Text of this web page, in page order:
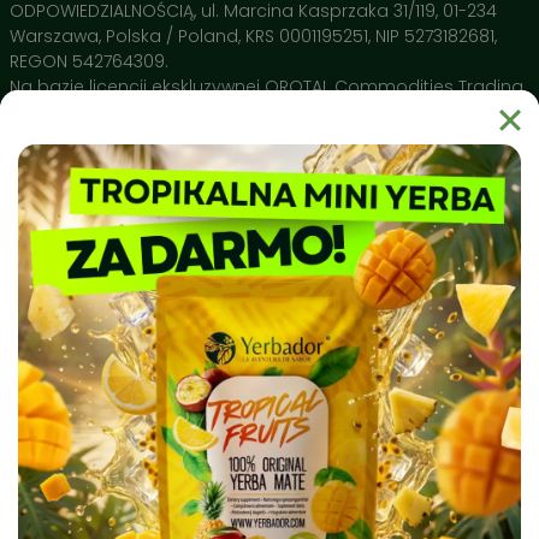
Naturalne Polifenole 🔬– Wysokie stężenie
antyoksydantów potwierdzone przez Narodowy Instytut
Leków wspiera ochronę Twojego DNA i pomaga w
regeneracji organizmu.
⭐Jak przygotować Yerbe w 4 prostych krokach?
✔️Krok 1: Wypełnij naczynie
ODPOWIEDZIALNOŚCIĄ, ul. Marcina Kasprzaka 31/119, 01-234
Warszawa, Polska / Poland, KRS 0001195251, NIP 5273182681,
REGON 542764309.
Na bazie licencji ekskluzywnej OROTAL Commodities Trading
Dlaczego warto wybrać Yerbador?
Yerbador Mate to produkt natury uprawiany w regionie Rio
Grande do Sul i spełniający najsurowsze normy czystości
sanitarnej. Nasz surowiec badany jest pod kątem czystości
biochemicznej, a produkty takie jak naczynia ceramiczne
Matero by Yerbador Proeko 2.0 szkliwione są w Europie bez
kadmu, ołowiu i molibdenu, dając najwyższą możliwą w
Europie jakość, a także bezpieczeństwo stosowania.